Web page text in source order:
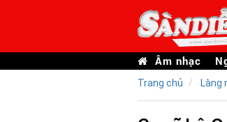
Âm nhạc
Trang chủ Làng